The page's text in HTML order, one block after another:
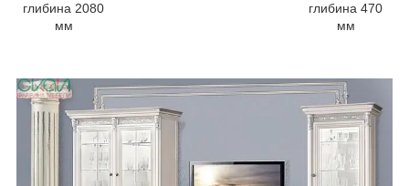
глибина 2080
мм
глибина 470
мм